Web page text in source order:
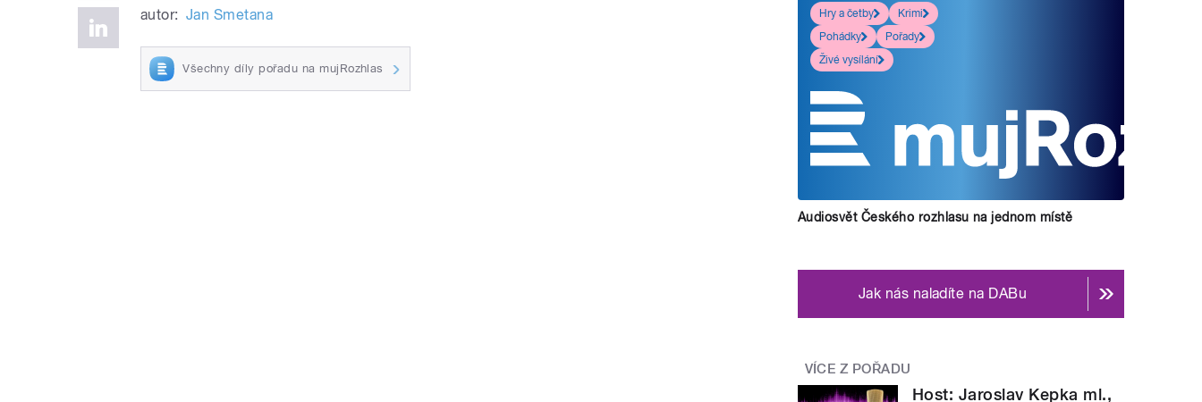
autor: Jan Smetana
Všechny díly pořadu na mujRozhlas
Hry a četby
Krimi
Pohádky
Pořady
Živé vysílání
Audiosvět Českého rozhlasu na jednom místě
Jak nás naladíte na DABu
VÍCE Z POŘADU
Host: Jaroslav Kepka ml.,